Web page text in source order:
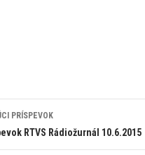
PRÍSPEVOK
RTVS Rádiožurnál 10.6.2015